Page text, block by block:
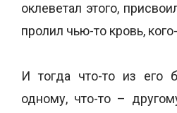
оклеветал этого,
пролил чью-то кровь,
И тогда что-то из его
одному, что-то –